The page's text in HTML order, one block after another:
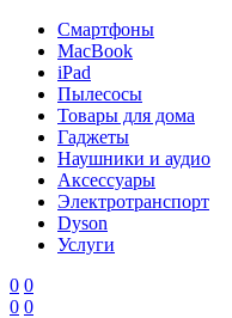
Смартфоны
MacBook
iPad
Пылесосы
Товары для дома
Гаджеты
Наушники и аудио
Аксессуары
Электротранспорт
Dyson
Услуги
0 0
0 0